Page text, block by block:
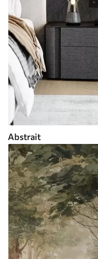
Abstrait